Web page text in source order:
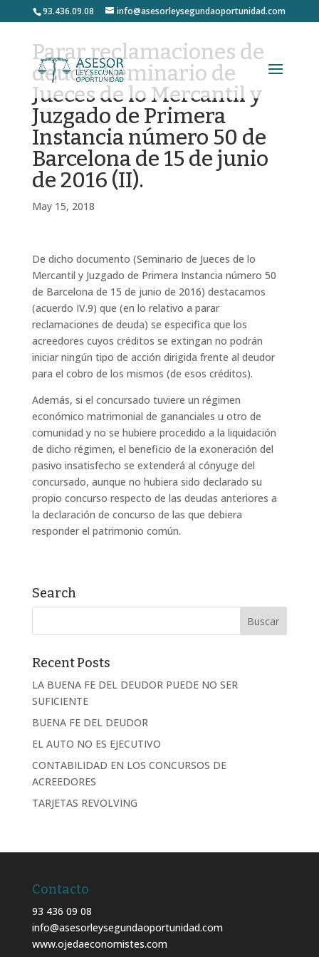
93.436.09.08 info@asesorleysegundaoportunidad.com
Parar reclamaciones de
deuda. Seminario de
Jueces de lo Mercantil y
Juzgado de Primera
Instancia número 50 de
Barcelona de 15 de junio
de 2016 (II).
May 15, 2018
De dicho documento (Seminario de Jueces de lo
Mercantil y Juzgado de Primera Instancia número 50
de Barcelona de 15 de junio de 2016) destacamos
(acuerdo IV.9) que (en lo relativo a parar
reclamaciones de deuda) se especifica que los
acreedores cuyos créditos se extingan no podrán
iniciar ningún tipo de acción dirigida frente al deudor
para el cobro de los mismos (de esos créditos).
Además, si el concursado tuviere un régimen
económico matrimonial de gananciales u otro de
comunidad y no se hubiere procedido a la liquidación
de dicho régimen, el beneficio de la exoneración del
pasivo insatisfecho se extenderá al cónyuge del
concursado, aunque no hubiera sido declarado su
propio concurso respecto de las deudas anteriores a
la declaración de concurso de las que debiera
responder el patrimonio común.
Search
Recent Posts
LA BUENA FE DEL DEUDOR PUEDE NO SER
SUFICIENTE
BUENA FE DEL DEUDOR
EL AUTO NO ES EJECUTIVO
CONTABILIDAD EN LOS CONCURSOS DE
ACREEDORES
TARJETAS REVOLVING
Contacto
93 436 09 08
info@asesorleysegundaoportunidad.com
www.ojedaeconomistes.com